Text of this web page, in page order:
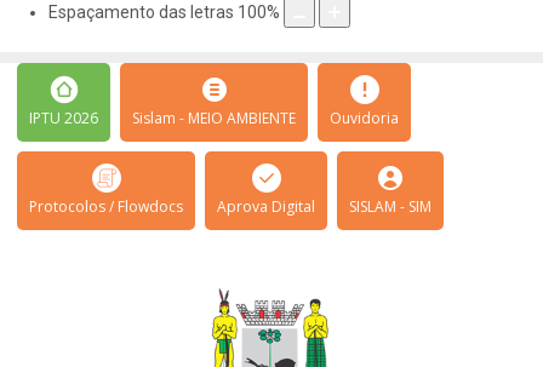
Espaçamento das letras 100%
IPTU 2026 Sislam - MEIO AMBIENTE Ouvidoria
Protocolos / Flowdocs Aprova Digital SISLAM - SIM